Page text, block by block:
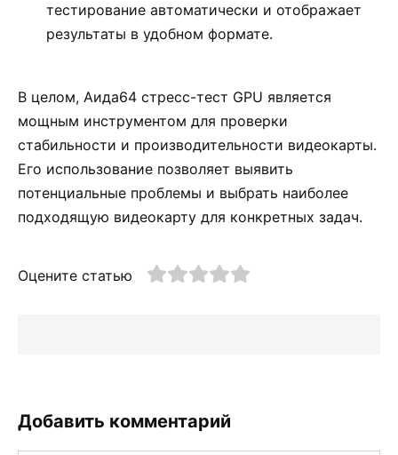
тестирование автоматически и отображает
результаты в удобном формате.
В целом, Аида64 стресс-тест GPU является
мощным инструментом для проверки
стабильности и производительности видеокарты.
Его использование позволяет выявить
потенциальные проблемы и выбрать наиболее
подходящую видеокарту для конкретных задач.
Оцените статью
Добавить комментарий